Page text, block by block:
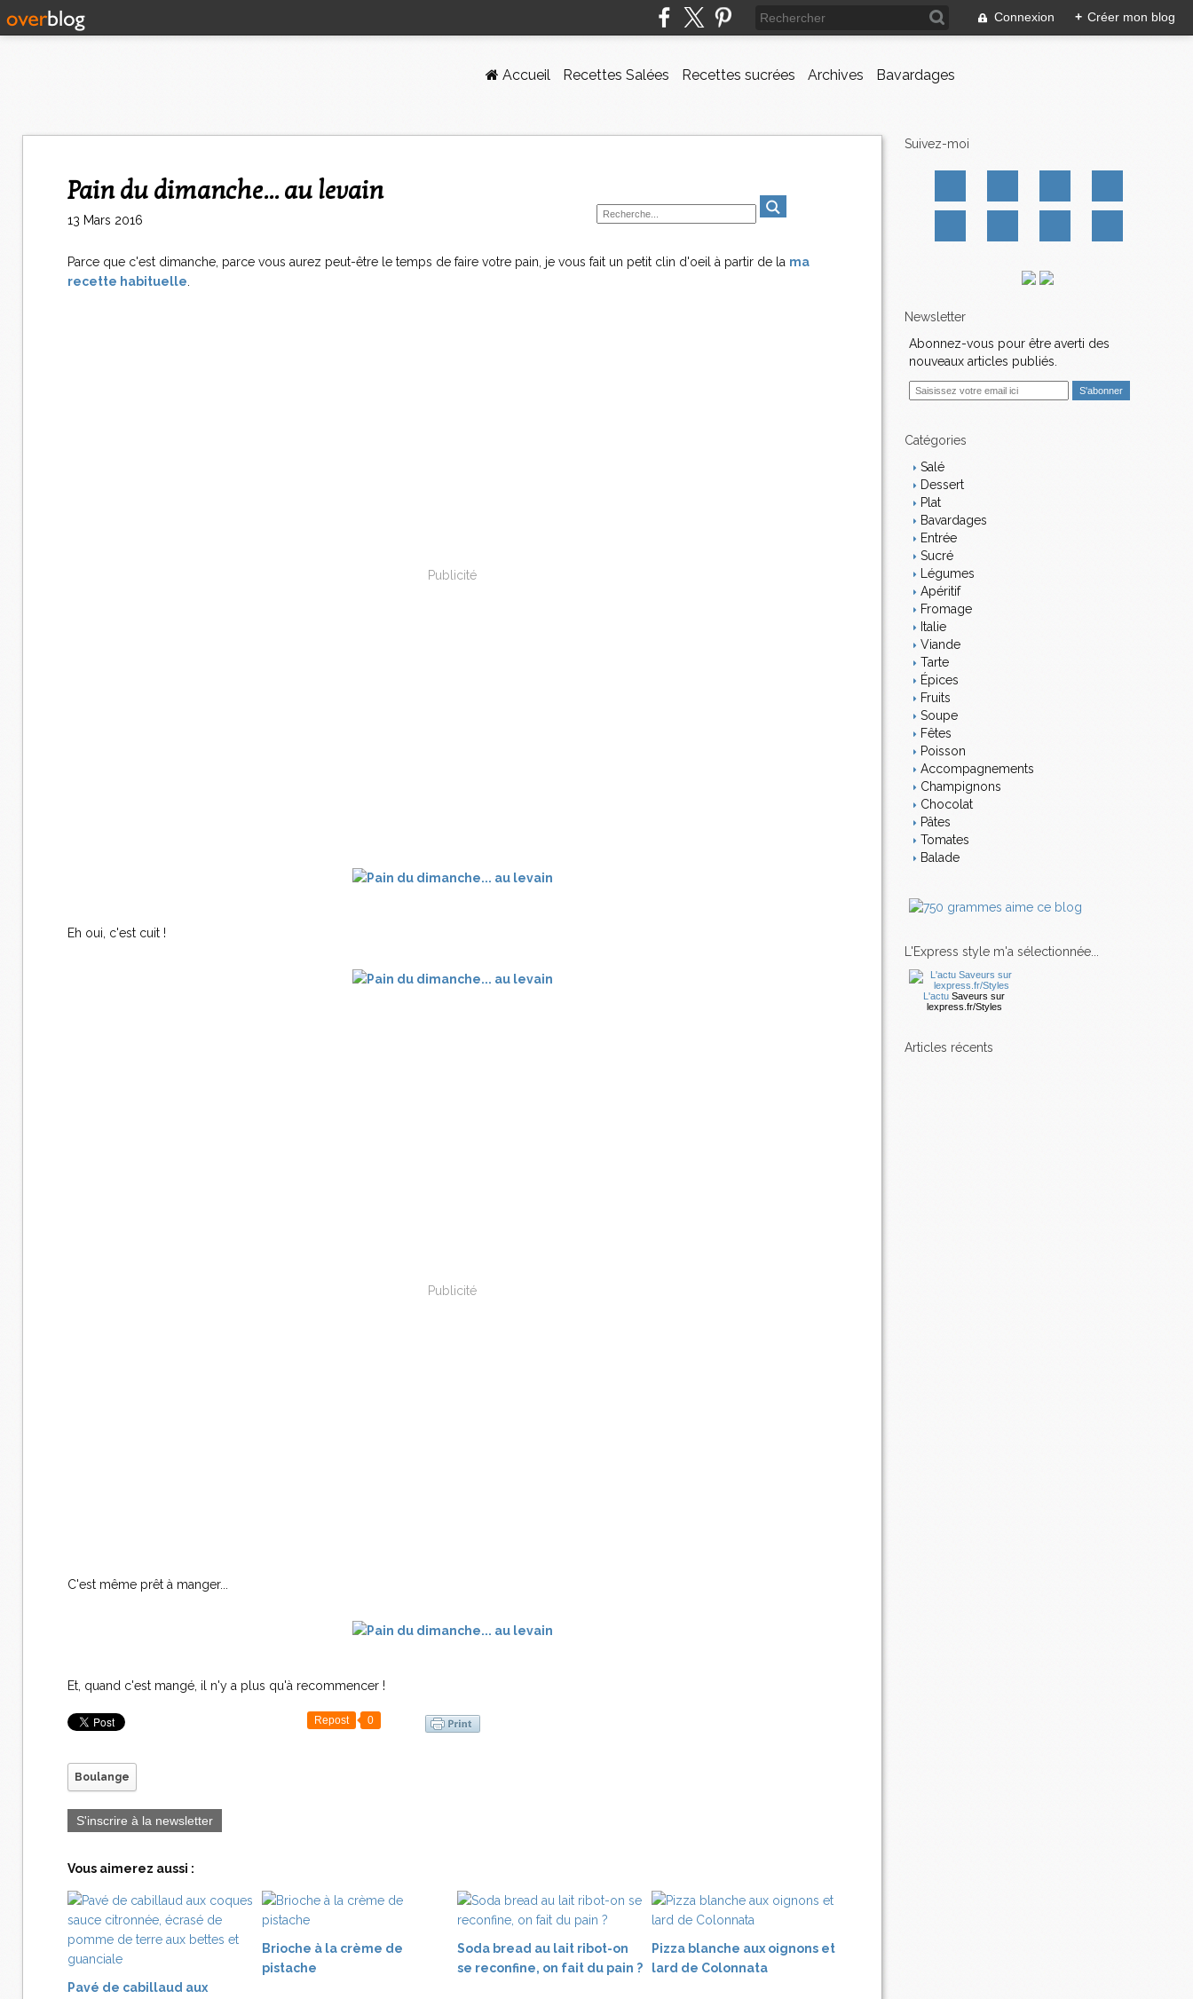
Connexion + Créer mon blog
Accueil Recettes Salées Recettes sucrées Archives Bavardages
Pain du dimanche... au levain
13 Mars 2016
Parce que c'est dimanche, parce vous aurez peut-être le temps de faire votre pain, je vous fait un petit clin d'oeil à partir de la ma
recette habituelle
Publicité
Eh oui, c'est cuit !
Publicité
C'est même prêt à manger...
Et, quand c'est mangé, il n'y a plus qu'à recommencer !
Repost 0
Boulange
S'inscrire à la newsletter
Vous aimerez aussi :
Pavé de cabillaud aux
Brioche à la crème de
pistache
Soda bread au lait ribot-on
se reconfine, on fait du pain ?
Pizza blanche aux oignons et
lard de Colonnata
Suivez-moi
Newsletter
Abonnez-vous pour être averti des
nouveaux articles publiés.
i Catégories
Salé
Dessert
Plat
Bavardages
Entrée
Sucré
Légumes
Apéritif
Fromage
Italie
Viande
Tarte
Épices
Fruits
Soupe
Fêtes
Poisson
Accompagnements
Champignons
Chocolat
Pâtes
Tomates
Balade
L'Express style m'a sélectionnée...
L'actu Saveurs sur
lexpress.fr/Styles
articles récents